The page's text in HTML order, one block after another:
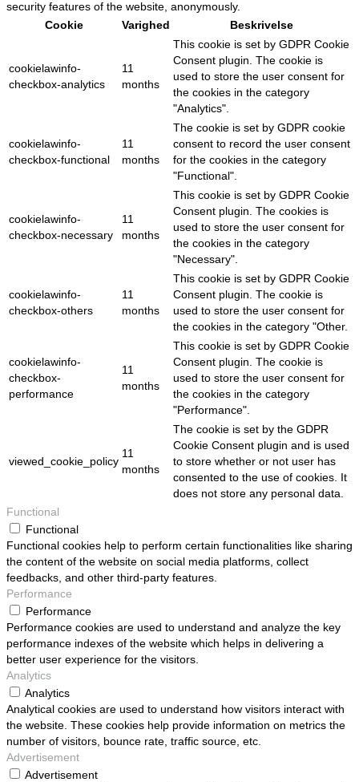
security features of the website, anonymously.
Cookie
Varighed Beskrivelse
cookielawinfo-
checkbox-analytics
11
months
This cookie is set by GDPR Cookie
Consent plugin. The cookie is
used to store the user consent for
the cookies in the category
"Analytics".
cookielawinfo-
checkbox-functional
11
months
The cookie is set by GDPR cookie
consent to record the user consent
for the cookies in the category
"Functional".
cookielawinfo-
checkbox-necessary
11
months
This cookie is set by GDPR Cookie
Consent plugin. The cookies is
used to store the user consent for
the cookies in the category
"Necessary".
cookielawinfo-
checkbox-others
11
months
This cookie is set by GDPR Cookie
Consent plugin. The cookie is
used to store the user consent for
the cookies in the category "Other.
cookielawinfo-
checkbox-
performance
11
months
This cookie is set by GDPR Cookie
Consent plugin. The cookie is
used to store the user consent for
the cookies in the category
"Performance".
viewed_cookie_policy
11
months
The cookie is set by the GDPR
Cookie Consent plugin and is used
to store whether or not user has
consented to the use of cookies. It
does not store any personal data.
Functional
Functional
Functional cookies help to perform certain functionalities like sharing
the content of the website on social media platforms, collect
feedbacks, and other third-party features.
Performance
Performance
Performance cookies are used to understand and analyze the key
performance indexes of the website which helps in delivering a
better user experience for the visitors.
Analytics
Analytics
Analytical cookies are used to understand how visitors interact with
the website. These cookies help provide information on metrics the
number of visitors, bounce rate, traffic source, etc.
Advertisement
Advertisement